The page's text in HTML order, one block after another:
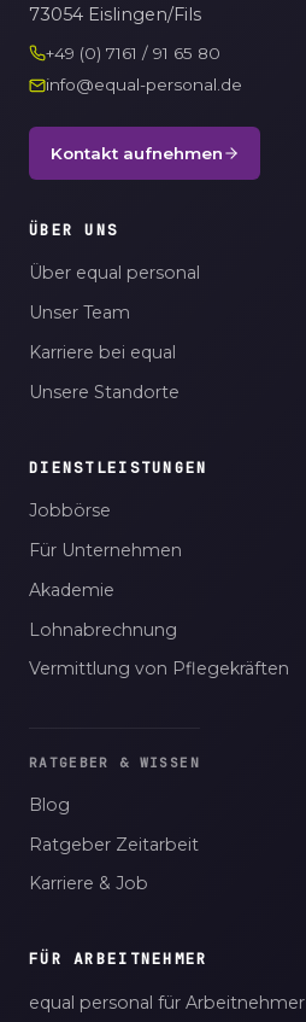
73054 Eislingen/Fils
+49 (0) 7161 / 91 65 80
info@equal-personal.de
Kontakt aufnehmen
ÜBER UNS
Über equal personal
Unser Team
Karriere bei equal
Unsere Standorte
DIENSTLEISTUNGEN
Jobbörse
Für Unternehmen
Akademie
Lohnabrechnung
Vermittlung von Pflegekräften
RATGEBER & WISSEN
Blog
Ratgeber Zeitarbeit
Karriere & Job
FÜR ARBEITNEHMER
equal personal für Arbeitnehmer